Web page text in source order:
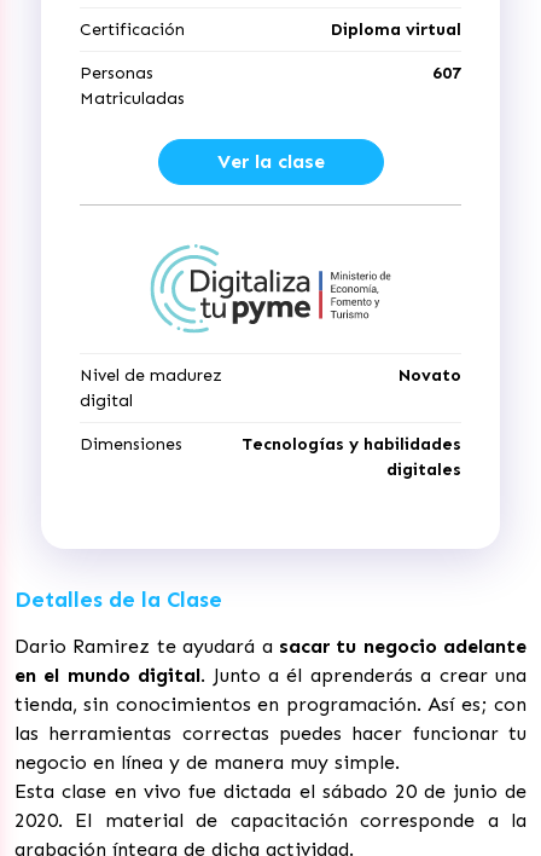
Certificación Diploma virtual
Personas
Matriculadas
607
Ver la clase
Nivel de madurez
digital
Novato
Dimensiones
Tecnologías y habilidades
digitales
Detalles de la Clase
Dario Ramirez te ayudará a sacar tu negocio adelante
en el mundo digital. Junto a él aprenderás a crear una
tienda, sin conocimientos en programación. Así es; con
las herramientas correctas puedes hacer funcionar tu
negocio en línea y de manera muy simple.
Esta clase en vivo fue dictada el sábado 20 de junio de
2020. El material de capacitación corresponde a la
grabación íntegra de dicha actividad.